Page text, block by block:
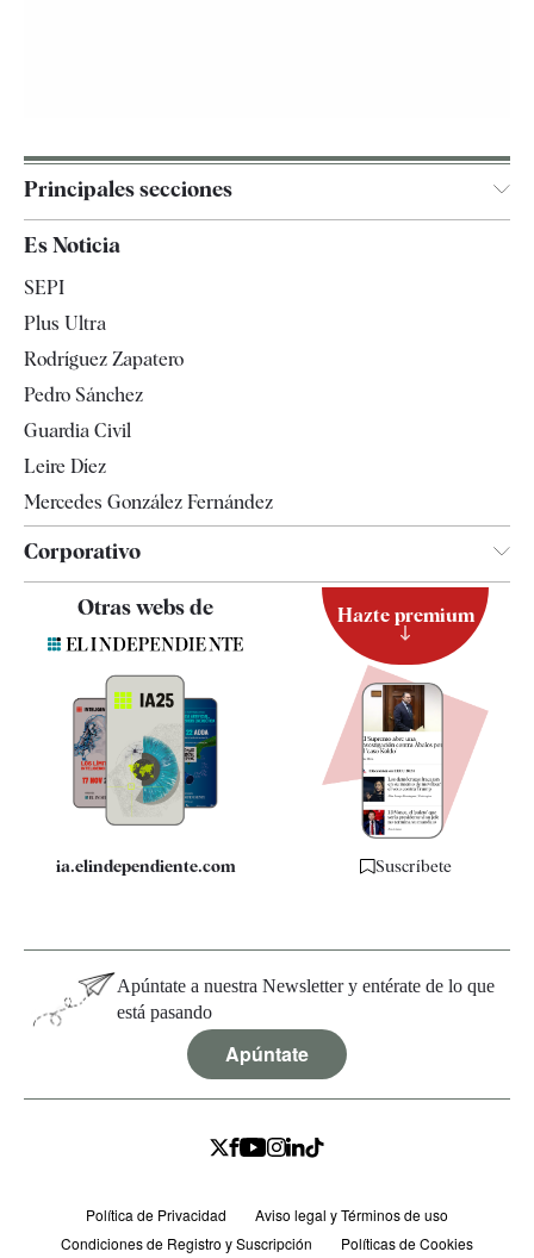
Principales secciones
España
Televisión
Es Noticia
SEPI
Plus Ultra
Rodríguez Zapatero
Pedro Sánchez
Guardia Civil
Leire Díez
Mercedes González Fernández
Corporativo
Contacto
Quiénes somos
Especificaciones
Otras webs de
ia.elindependiente.com
Hazte premium
Suscríbete
Apúntate a nuestra Newsletter y entérate de lo que
está pasando
Apúntate
Política de Privacidad
Aviso legal y Términos de uso
Condiciones de Registro y Suscripción
Políticas de Cookies